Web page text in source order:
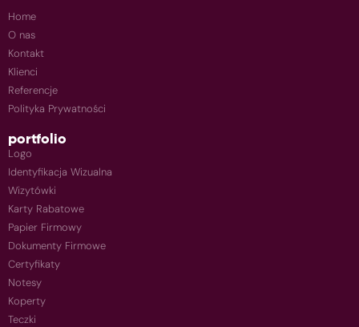
Home
O nas
Kontakt
Klienci
Referencje
Polityka Prywatności
portfolio
Logo
Identyfikacja Wizualna
Wizytówki
Karty Rabatowe
Papier Firmowy
Dokumenty Firmowe
Certyfikaty
Notesy
Koperty
Teczki